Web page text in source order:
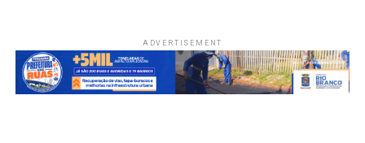
ADVERTISEMENT